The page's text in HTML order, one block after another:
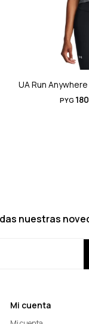
UA Run
PYG
Mi cuenta
nuestras